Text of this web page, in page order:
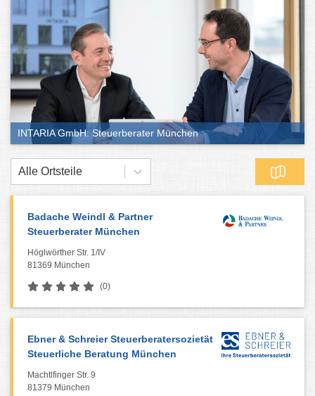
INTARIA GmbH: Steuerberater München
Alle Ortsteile
Badache Weindl & Partner
Steuerberater München
Höglwörther Str. 1/IV
81369 München
(0)
Ebner & Schreier Steuerberatersozietät
Steuerliche Beratung München
Machtlfinger Str. 9
81379 München